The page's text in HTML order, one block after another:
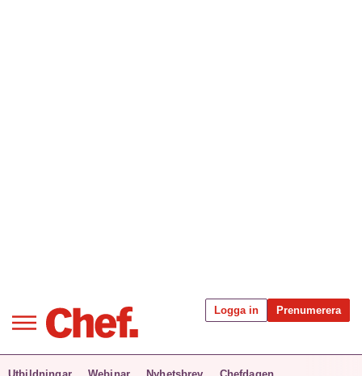
Logga in Prenumerera
Om oss
Kontakta oss
Kundservice